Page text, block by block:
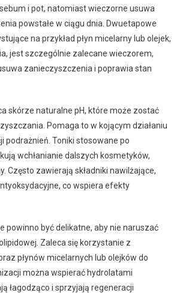
i pot, natomiast wieczorne usuwa
powstałe w ciągu dnia. Dwuetapowe
na przykład płyn micelarny lub olejek,
jest szczególnie zalecane wieczorem,
zanieczyszczenia i poprawia stan
skórze naturalne pH, które może zostać
Pomaga to w kojącym działaniu
podrażnień. Toniki stosowane po
wchłanianie dalszych kosmetyków,
Często zawierają składniki nawilżające,
co wspiera efekty
powinno być delikatne, aby nie naruszać
Zaleca się korzystanie z
płynów micelarnych lub olejków do
można wspierać hydrolatami
łagodząco i sprzyjają regeneracji